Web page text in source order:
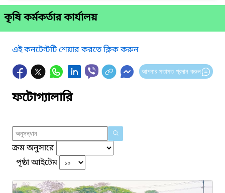
কৃষি কর্মকর্তার কার্যালয়
এই কনটেন্টটি শেয়ার করতে ক্লিক করুন
আপনার মতামত প্রদান করুন
ফটোগ্যালারি
ক্রম অনুসারে
পৃষ্ঠা আইটেম